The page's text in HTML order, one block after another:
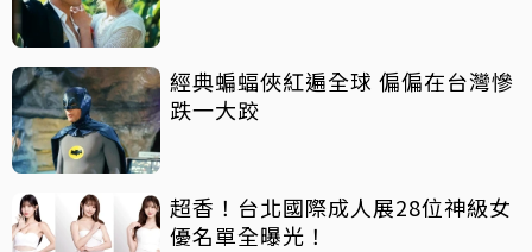
經典蝙蝠俠紅遍全球 偏偏在台灣慘
跌一大跤
超香！台北國際成人展28位神級女
優名單全曝光！